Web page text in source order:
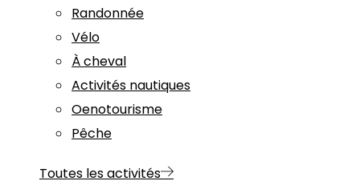
Randonnée
Vélo
À cheval
Activités nautiques
Oenotourisme
Pêche
Toutes les activités